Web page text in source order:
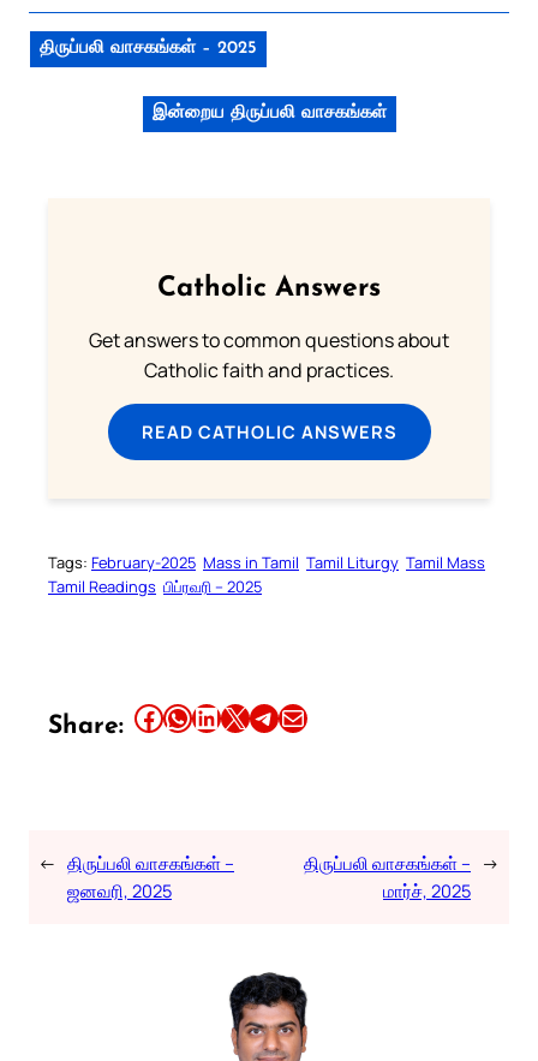
திருப்பலி வாசகங்கள் – 2025
இன்றைய திருப்பலி வாசகங்கள்
Catholic Answers
Get answers to common questions about
Catholic faith and practices.
READ CATHOLIC ANSWERS
Tags: February-2025 Mass in Tamil Tamil Liturgy Tamil Mass
Tamil Readings பிப்ரவரி – 2025
Share: Share this article on Facebook Share this article on WhatsApp Share this article on LinkedIn Share this article on X Share this article on TelegramEmail this Article
← திருப்பலி வாசகங்கள் –
ஜனவரி, 2025
திருப்பலி வாசகங்கள் –
மார்ச், 2025
→